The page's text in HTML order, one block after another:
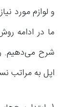
و لوازم مورد
اپل به مراتب نسبت به